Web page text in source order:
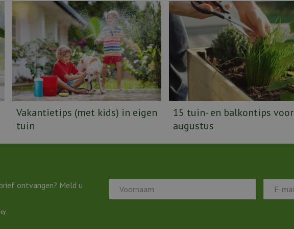
Vakantietips (met kids) in eigen
tuin
15 tuin- en balkontips voor
augustus
ontvangen? Meld u
.